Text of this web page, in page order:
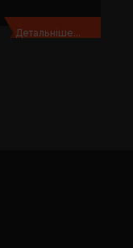
Детальніше...